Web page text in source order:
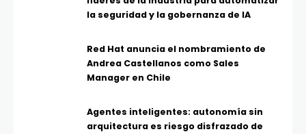
la seguridad y la gobernanza de IA
Red Hat anuncia el nombramiento de
Andrea Castellanos como Sales
Manager en Chile
Agentes inteligentes: autonomía sin
arquitectura es riesgo disfrazado de